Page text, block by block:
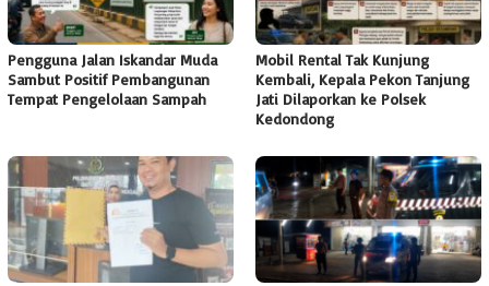
Pengguna Jalan Iskandar Muda
Sambut Positif Pembangunan
Tempat Pengelolaan Sampah
Mobil Rental Tak Kunjung
Kembali, Kepala Pekon Tanjung
Jati Dilaporkan ke Polsek
Kedondong